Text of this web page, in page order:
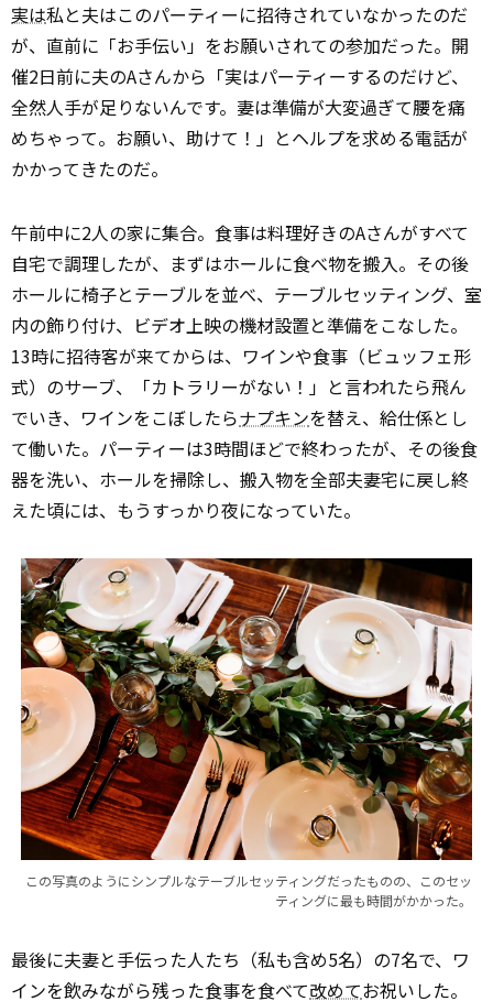
実は私と夫はこのパーティーに招待されていなかったのだ
が、直前に「お手伝い」をお願いされての参加だった。開
催2日前に夫のAさんから「実はパーティーするのだけど、
全然人手が足りないんです。妻は準備が大変過ぎて腰を痛
めちゃって。お願い、助けて！」とヘルプを求める電話が
かかってきたのだ。
午前中に2人の家に集合。食事は料理好きのAさんがすべて
自宅で調理したが、まずはホールに食べ物を搬入。その後
ホールに椅子とテーブルを並べ、テーブルセッティング、室
内の飾り付け、ビデオ上映の機材設置と準備をこなした。
13時に招待客が来てからは、ワインや食事（ビュッフェ形
式）のサーブ、「カトラリーがない！」と言われたら飛ん
でいき、ワインをこぼしたらナプキンを替え、給仕係とし
て働いた。パーティーは3時間ほどで終わったが、その後食
器を洗い、ホールを掃除し、搬入物を全部夫妻宅に戻し終
えた頃には、もうすっかり夜になっていた。
この写真のようにシンプルなテーブルセッティングだったものの、このセッ
ティングに最も時間がかかった。
最後に夫妻と手伝った人たち（私も含め5名）の7名で、ワ
インを飲みながら残った食事を食べて改めてお祝いした。